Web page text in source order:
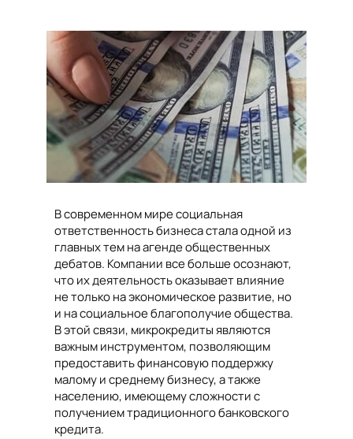
В современном мире социальная
ответственность бизнеса стала одной из
главных тем на агенде общественных
дебатов. Компании все больше осознают,
что их деятельность оказывает влияние
не только на экономическое развитие, но
и на социальное благополучие общества.
В этой связи, микрокредиты являются
важным инструментом, позволяющим
предоставить финансовую поддержку
малому и среднему бизнесу, а также
населению, имеющему сложности с
получением традиционного банковского
кредита.